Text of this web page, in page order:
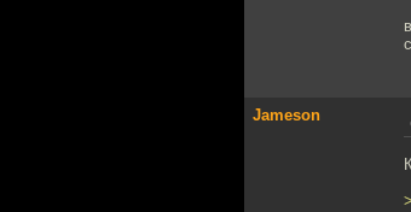
Jameson